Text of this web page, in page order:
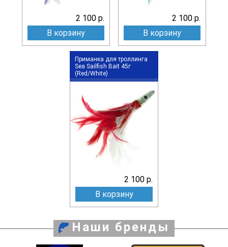
2 100 р.
В корзину
2 100 р.
В корзину
Приманка для троллинга
Sea Sailfish Bait 45г
(Red/White)
2 100 р.
В корзину
Наши бренды